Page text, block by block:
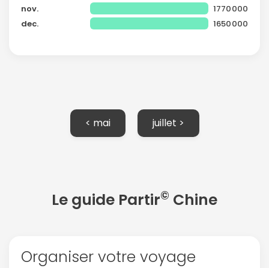
nov.
1770000
dec.
1650000
< mai juillet >
Le guide Partir© Chine
Organiser votre voyage